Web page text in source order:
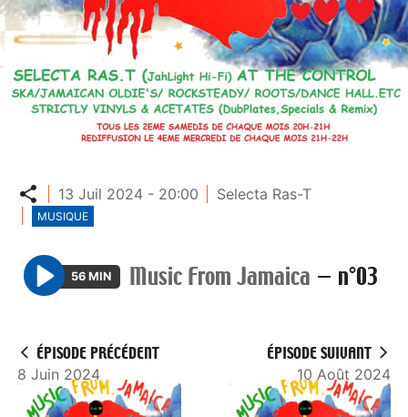
Partager
13 Juil 2024 - 20:00 Selecta Ras-T
MUSIQUE
P
y
56 MIN Music From Jamaica — n°03
ÉPISODE PRÉCÉDENT
8 Juin 2024
ÉPISODE SUIVANT
10 Août 2024